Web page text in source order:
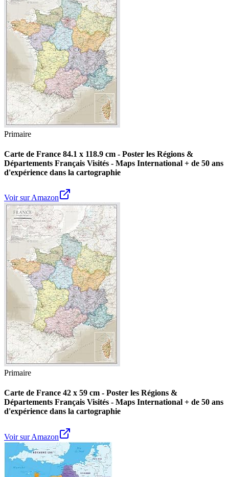
Primaire
Carte de France 84.1 x 118.9 cm - Poster les Régions &
Départements Français Visités - Maps International + de 50 ans
d'expérience dans la cartographie
Voir sur Amazon
Primaire
Carte de France 42 x 59 cm - Poster les Régions &
Départements Français Visités - Maps International + de 50 ans
d'expérience dans la cartographie
Voir sur Amazon